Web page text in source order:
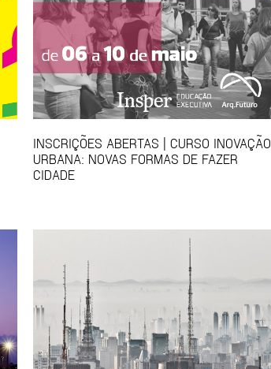
INSCRIÇÕES ABERTAS | CURSO INOVAÇÃO
URBANA: NOVAS FORMAS DE FAZER
CIDADE